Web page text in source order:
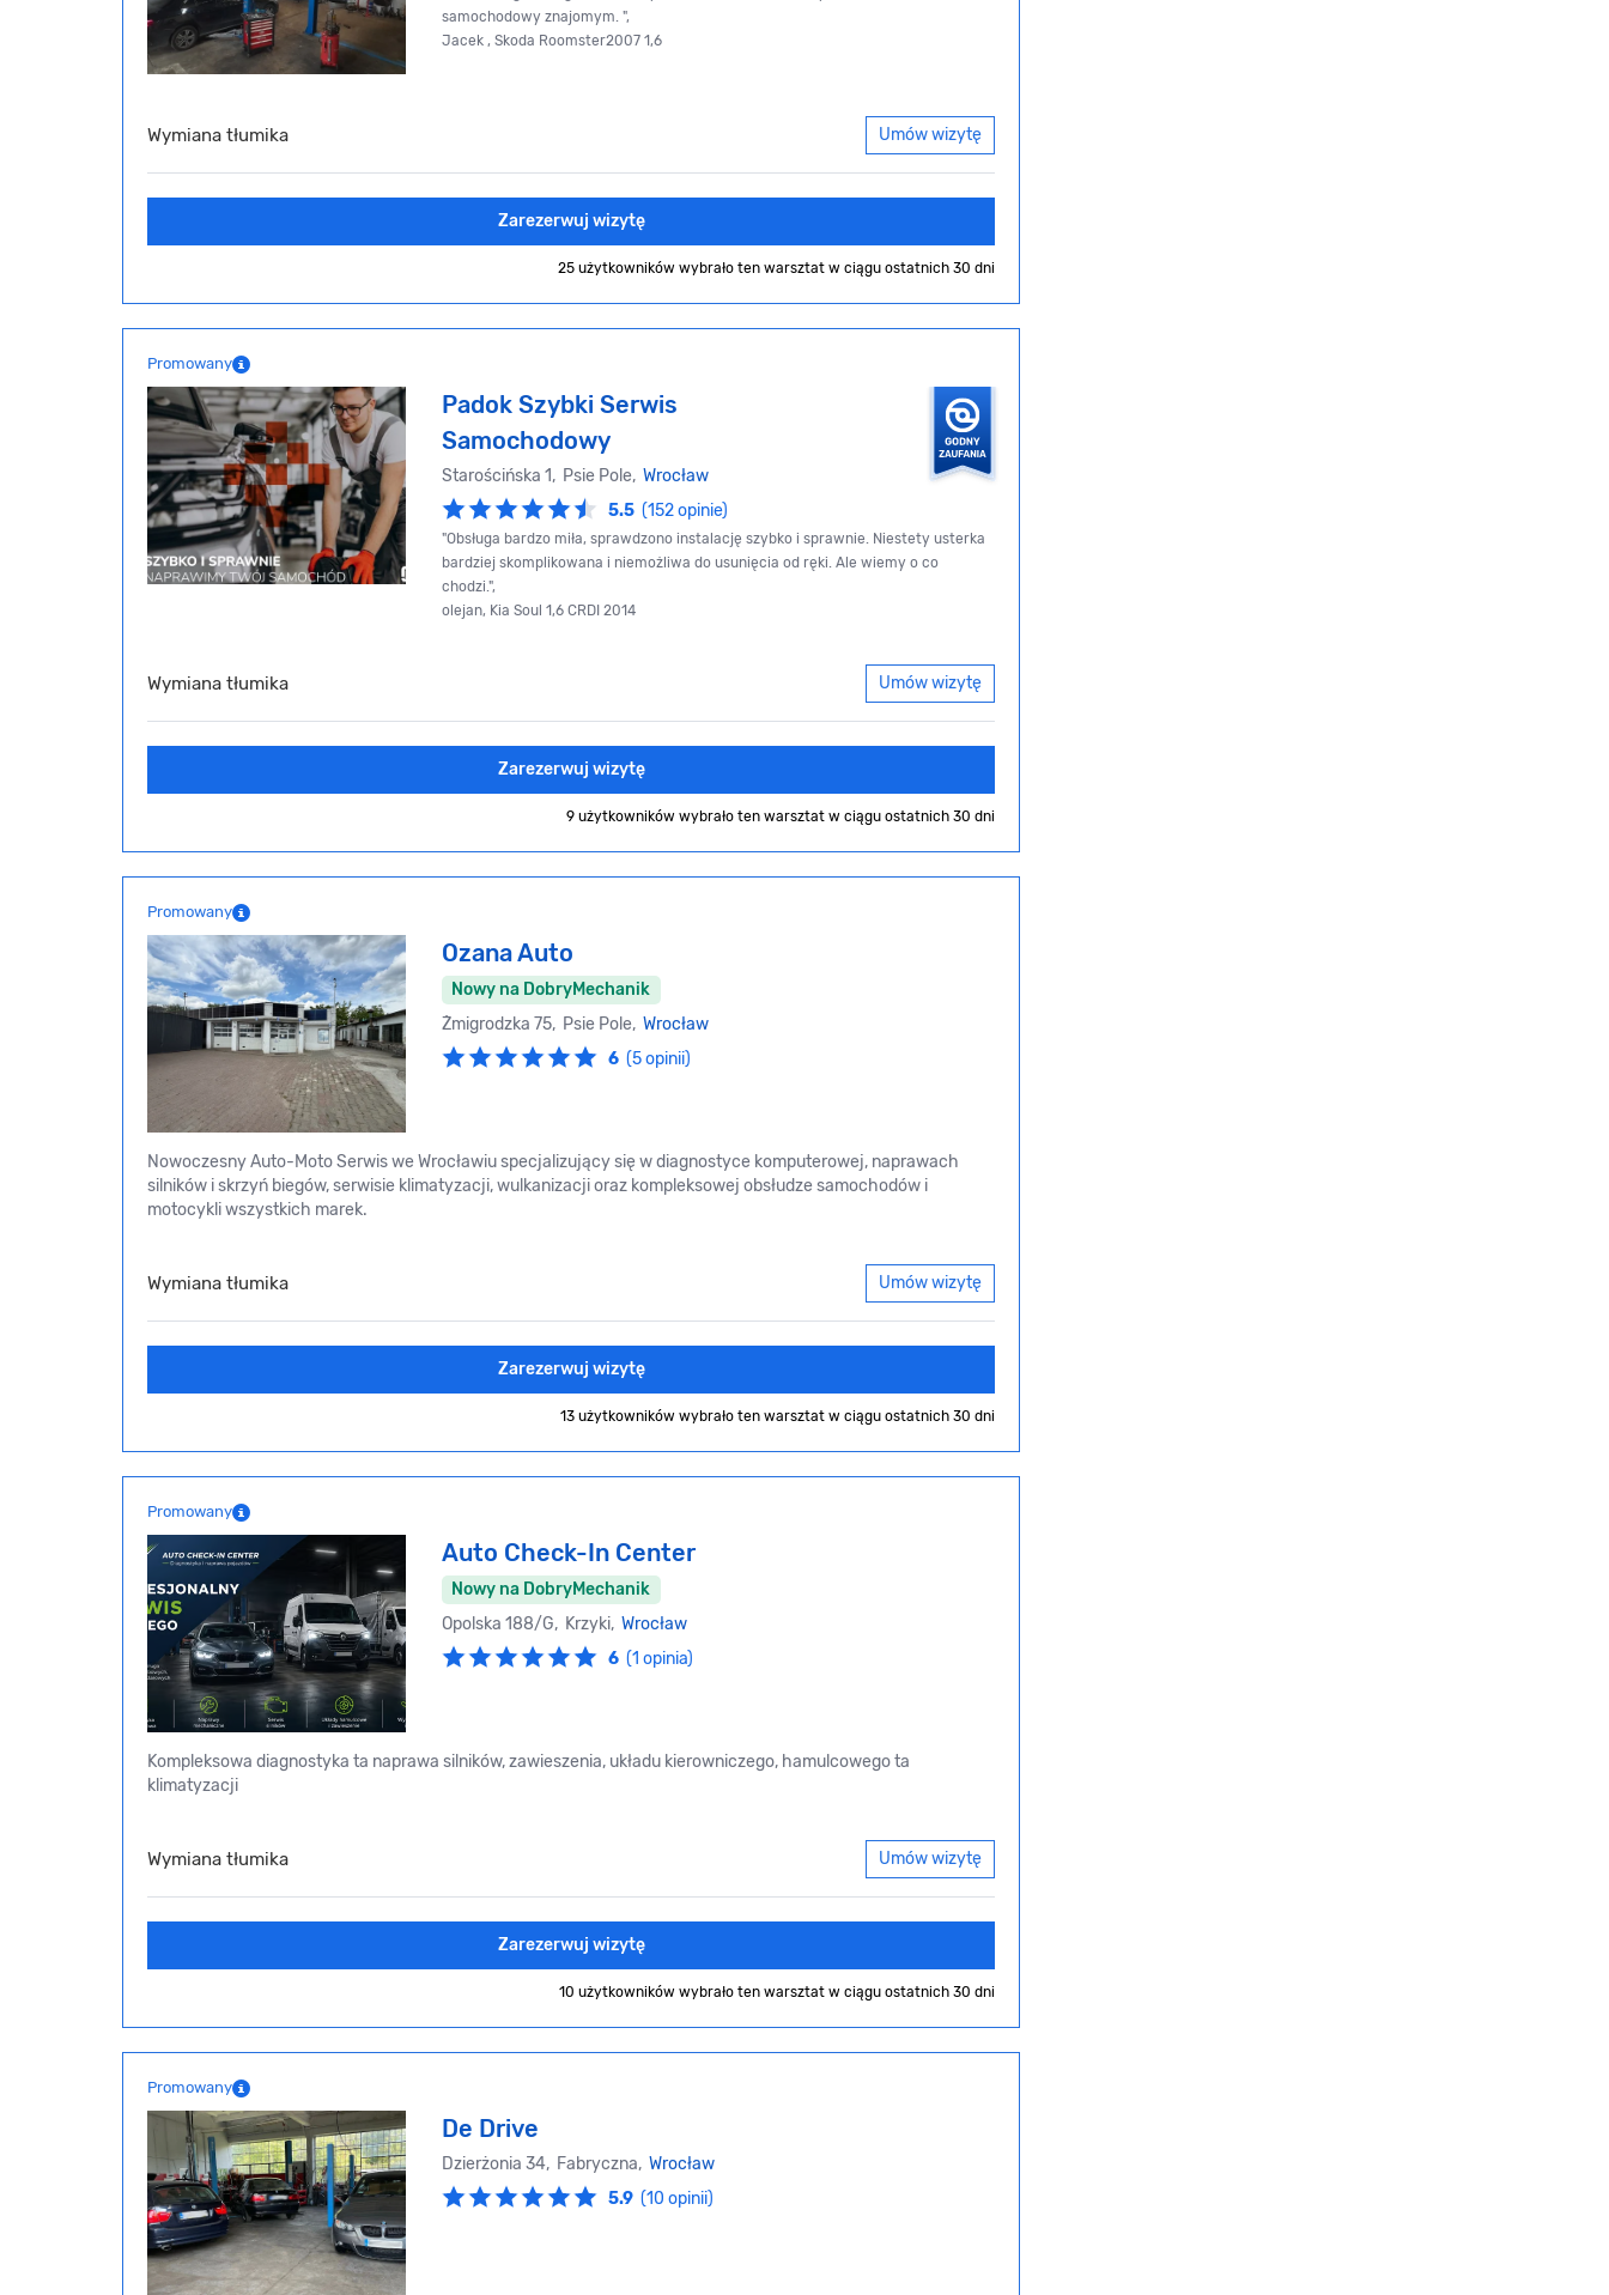
samochodowy znajomym. ",
Jacek , Skoda Roomster2007 1,6
Wymiana tłumika Umów wizytę
Zarezerwuj wizytę
25 użytkowników wybrało ten warsztat w ciągu ostatnich 30 dni
Promowany
Padok Szybki Serwis
Samochodowy
Starościńska 1, Psie Pole, Wrocław
5.5 (152 opinie)
"Obsługa bardzo miła, sprawdzono instalację szybko i sprawnie. Niestety usterka
bardziej skomplikowana i niemożliwa do usunięcia od ręki. Ale wiemy o co
chodzi.",
olejan, Kia Soul 1,6 CRDI 2014
Wymiana tłumika Umów wizytę
Zarezerwuj wizytę
9 użytkowników wybrało ten warsztat w ciągu ostatnich 30 dni
Promowany
Ozana Auto
Nowy na DobryMechanik
Żmigrodzka 75, Psie Pole, Wrocław
6 (5 opinii)
Nowoczesny Auto-Moto Serwis we Wrocławiu specjalizujący się w diagnostyce komputerowej, naprawach
silników i skrzyń biegów, serwisie klimatyzacji, wulkanizacji oraz kompleksowej obsłudze samochodów i
motocykli wszystkich marek.
Wymiana tłumika Umów wizytę
Zarezerwuj wizytę
13 użytkowników wybrało ten warsztat w ciągu ostatnich 30 dni
Promowany
Auto Check-In Center
Nowy na DobryMechanik
Opolska 188/G, Krzyki, Wrocław
6 (1 opinia)
Kompleksowa diagnostyka ta naprawa silników, zawieszenia, układu kierowniczego, hamulcowego ta
klimatyzacji
Wymiana tłumika Umów wizytę
Zarezerwuj wizytę
10 użytkowników wybrało ten warsztat w ciągu ostatnich 30 dni
Promowany
De Drive
Dzierżonia 34, Fabryczna, Wrocław
5.9 (10 opinii)